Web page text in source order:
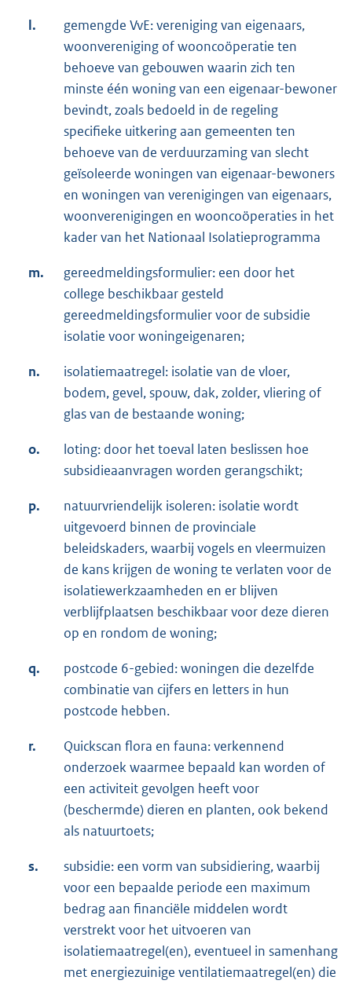
k
:
l.
gemengde VvE: vereniging van eigenaars,
woonvereniging of wooncoöperatie ten
behoeve van gebouwen waarin zich ten
minste één woning van een eigenaar-bewoner
bevindt, zoals bedoeld in de regeling
specifieke uitkering aan gemeenten ten
behoeve van de verduurzaming van slecht
geïsoleerde woningen van eigenaar-bewoners
en woningen van verenigingen van eigenaars,
woonverenigingen en wooncoöperaties in het
kader van het Nationaal Isolatieprogramma
m.
gereedmeldingsformulier: een door het
college beschikbaar gesteld
gereedmeldingsformulier voor de subsidie
isolatie voor woningeigenaren;
n.
isolatiemaatregel: isolatie van de vloer,
bodem, gevel, spouw, dak, zolder, vliering of
glas van de bestaande woning;
o.
loting: door het toeval laten beslissen hoe
subsidieaanvragen worden gerangschikt;
p.
natuurvriendelijk isoleren: isolatie wordt
uitgevoerd binnen de provinciale
beleidskaders, waarbij vogels en vleermuizen
de kans krijgen de woning te verlaten voor de
isolatiewerkzaamheden en er blijven
verblijfplaatsen beschikbaar voor deze dieren
op en rondom de woning;
q.
postcode 6-gebied: woningen die dezelfde
combinatie van cijfers en letters in hun
postcode hebben.
r.
Quickscan flora en fauna: verkennend
onderzoek waarmee bepaald kan worden of
een activiteit gevolgen heeft voor
(beschermde) dieren en planten, ook bekend
als natuurtoets;
s.
subsidie: een vorm van subsidiering, waarbij
voor een bepaalde periode een maximum
bedrag aan financiële middelen wordt
verstrekt voor het uitvoeren van
isolatiemaatregel(en), eventueel in samenhang
met energiezuinige ventilatiemaatregel(en) die